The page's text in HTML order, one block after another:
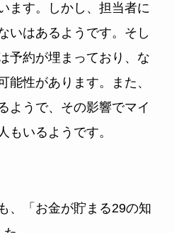
ます。しかし、担当者に
いはあるようです。そし
予約が埋まっており、な
能性があります。また、
ようで、その影響でマイ
もいるようです。
、
「お金が貯まる29の知